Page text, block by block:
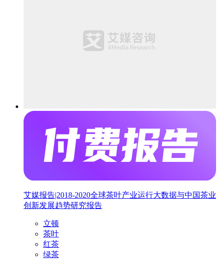
艾媒报告|2018-2020全球茶叶产业运行大数据与中国茶业
创新发展趋势研究报告
立顿
茶叶
红茶
绿茶